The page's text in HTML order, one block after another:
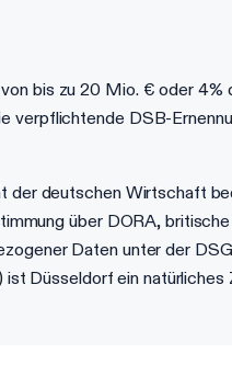
bis zu 20 Mio. € oder
verpflichtende DSB-
der deutschen Wirtschaft
über DORA,
Daten unter der
Düsseldorf ein natürliches